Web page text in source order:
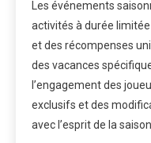
Les événements
activités à durée
et des récompenses
des vacances
l’engagement des
exclusifs et des
avec l’esprit de la saison.